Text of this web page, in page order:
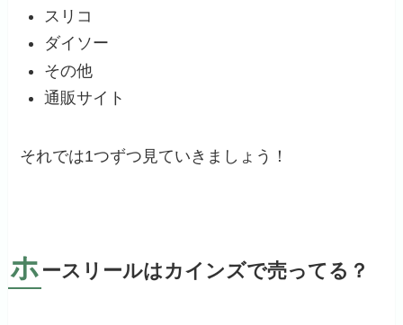
スリコ
ダイソー
その他
通販サイト
それでは1つずつ見ていきましょう！
ホ ースリールはカインズで売ってる？